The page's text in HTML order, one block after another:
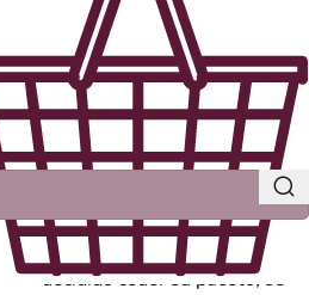
EMPAQUETADOS CON AMOR
El Guerrero
Guerra está cansado. Ha
decidido ceder su puesto, se